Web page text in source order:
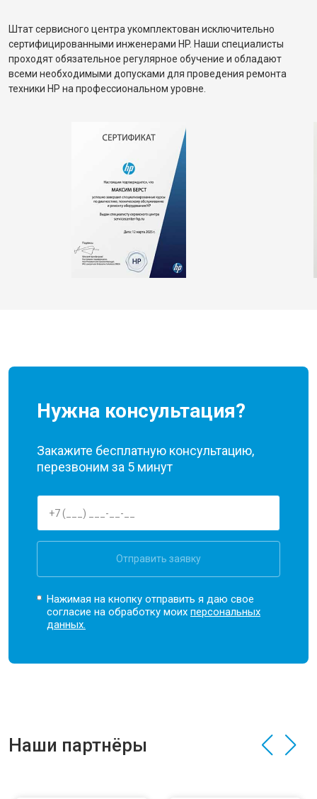
Штат сервисного центра укомплектован исключительно
сертифицированными инженерами HP. Наши специалисты
проходят обязательное регулярное обучение и обладают
всеми необходимыми допусками для проведения ремонта
техники HP на профессиональном уровне.
Нужна консультация?
Закажите бесплатную консультацию,
перезвоним за 5 минут
Отправить заявку
Нажимая на кнопку отправить я даю свое
согласие на обработку моихперсональных
данных.
Наши партнёры